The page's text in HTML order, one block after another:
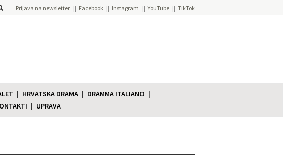
Prijava na newsletter Facebook Instagram YouTube TikTok
HRVATSKA DRAMA
DRAMMA ITALIANO
UPRAVA